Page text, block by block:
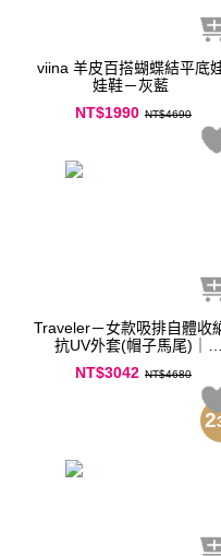
viina 羊皮百搭蝴蝶結平底
娃鞋－灰藍
NT$1990 NT$4690
Traveler－女款吸排自體收
抗UV外套(帽子馬尾)｜
251TR219-21
NT$3042 NT$4680
2